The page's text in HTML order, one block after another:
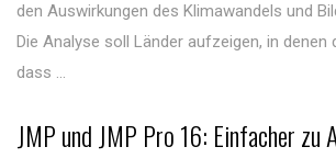
den Auswirkungen des Klimawandels und
Die Analyse soll Länder aufzeigen, in
dass ...
JMP und JMP Pro 16: Einfacher zu